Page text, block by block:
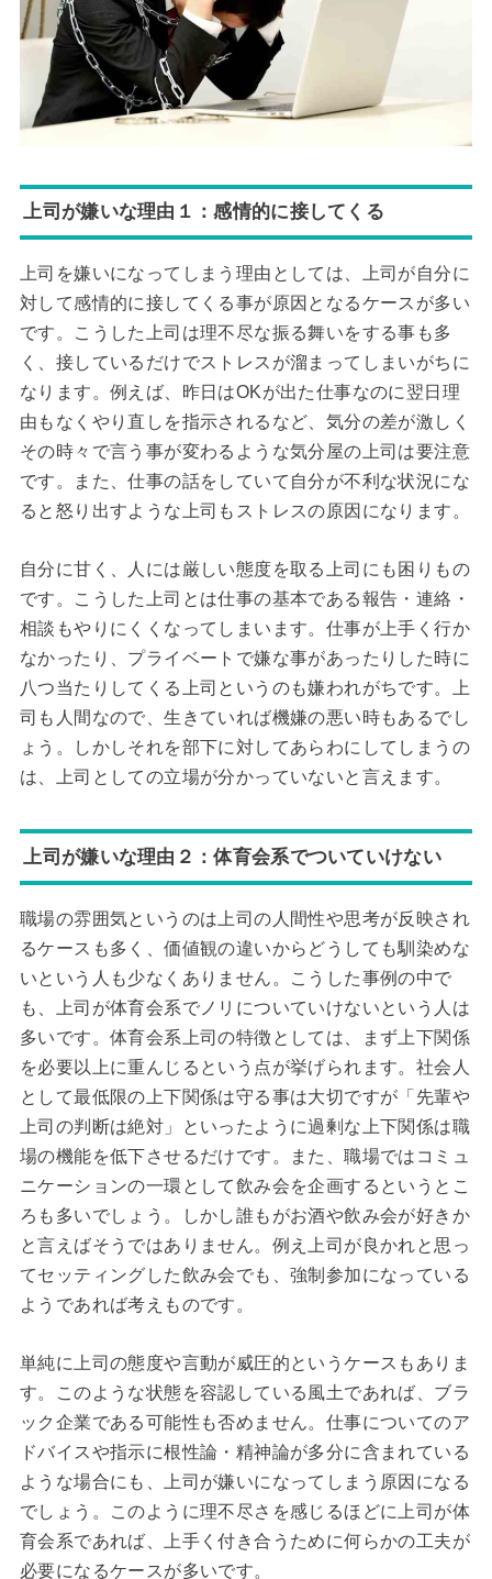
上司が嫌いな理由１：感情的に接してくる
上司を嫌いになってしまう理由としては、上司が自分に
対して感情的に接してくる事が原因となるケースが多い
です。こうした上司は理不尽な振る舞いをする事も多
く、接しているだけでストレスが溜まってしまいがちに
なります。例えば、昨日はOKが出た仕事なのに翌日理
由もなくやり直しを指示されるなど、気分の差が激しく
その時々で言う事が変わるような気分屋の上司は要注意
です。また、仕事の話をしていて自分が不利な状況にな
ると怒り出すような上司もストレスの原因になります。
自分に甘く、人には厳しい態度を取る上司にも困りもの
です。こうした上司とは仕事の基本である報告・連絡・
相談もやりにくくなってしまいます。仕事が上手く行か
なかったり、プライベートで嫌な事があったりした時に
八つ当たりしてくる上司というのも嫌われがちです。上
司も人間なので、生きていれば機嫌の悪い時もあるでし
ょう。しかしそれを部下に対してあらわにしてしまうの
は、上司としての立場が分かっていないと言えます。
上司が嫌いな理由２：体育会系でついていけない
職場の雰囲気というのは上司の人間性や思考が反映され
るケースも多く、価値観の違いからどうしても馴染めな
いという人も少なくありません。こうした事例の中で
も、上司が体育会系でノリについていけないという人は
多いです。体育会系上司の特徴としては、まず上下関係
を必要以上に重んじるという点が挙げられます。社会人
として最低限の上下関係は守る事は大切ですが「先輩や
上司の判断は絶対」といったように過剰な上下関係は職
場の機能を低下させるだけです。また、職場ではコミュ
ニケーションの一環として飲み会を企画するというとこ
ろも多いでしょう。しかし誰もがお酒や飲み会が好きか
と言えばそうではありません。例え上司が良かれと思っ
てセッティングした飲み会でも、強制参加になっている
ようであれば考えものです。
単純に上司の態度や言動が威圧的というケースもありま
す。このような状態を容認している風土であれば、ブラ
ック企業である可能性も否めません。仕事についてのア
ドバイスや指示に根性論・精神論が多分に含まれている
ような場合にも、上司が嫌いになってしまう原因になる
でしょう。このように理不尽さを感じるほどに上司が体
育会系であれば、上手く付き合うために何らかの工夫が
必要になるケースが多いです。